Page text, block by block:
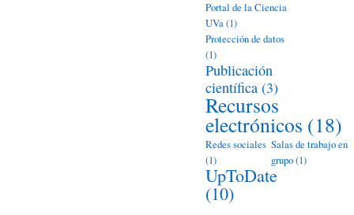
Portal de la Ciencia
UVa(1)
Protección de datos
(1)
Publicación
científica (3)
Recursos
electrónicos (18)
Redes sociales
(1)
Salas de trabajo en
grupo(1)
UpToDate
(10)